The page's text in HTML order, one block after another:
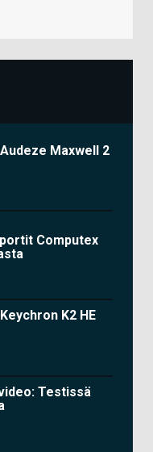
Maxwell 2
Computex
K2 HE
Testissä